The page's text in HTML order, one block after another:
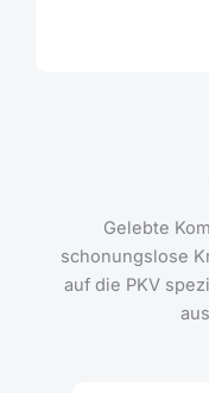
Gelebte
schonungslose
auf die PKV